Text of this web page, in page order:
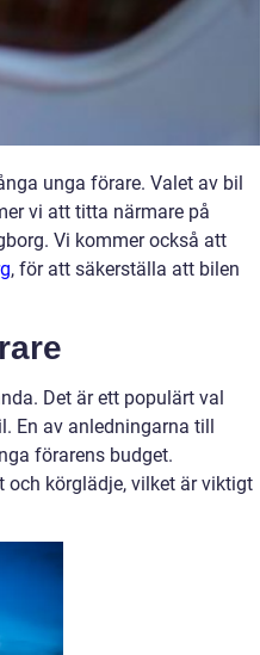
unga förare. Valet av bil
vi att titta närmare på
Vi kommer också att
, för att säkerställa att bilen
Det är ett populärt val
En av anledningarna till
förarens budget.
och körglädje, vilket är viktigt